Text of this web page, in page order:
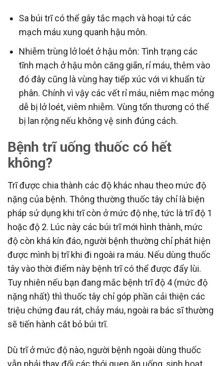
Sa búi trĩ có thể gây tắc mạch và hoại tử các
mạch máu xung quanh hậu môn.
Nhiễm trùng lở loét ở hậu môn: Tình trạng các
tĩnh mạch ở hậu môn căng giãn, rỉ máu, thêm vào
đó đây cũng là vùng hay tiếp xúc với vi khuẩn từ
phân. Chính vì vậy các vết rỉ máu, niêm mạc mỏng
dễ bị lở loét, viêm nhiễm. Vùng tổn thương có thể
bị lan rộng nếu không vệ sinh đúng cách.
Bệnh trĩ uống thuốc có hết
không?
Trĩ được chia thành các độ khác nhau theo mức độ
nặng của bệnh. Thông thường thuốc tây chỉ là biện
pháp sử dụng khi trĩ còn ở mức độ nhẹ, tức là trĩ độ 1
hoặc độ 2. Lúc này các búi trĩ mới hình thành, mức
độ còn khá kín đáo, người bệnh thường chỉ phát hiện
được mình bị trĩ khi đi ngoài ra máu. Nếu dùng thuốc
tây vào thời điểm này bệnh trĩ có thể được đẩy lùi.
Tuy nhiên nếu bạn đang mắc bệnh trĩ độ 4 (mức độ
nặng nhất) thì thuốc tây chỉ góp phần cải thiện các
triệu chứng đau rát, chảy máu, ngoài ra bác sĩ thường
sẽ tiến hành cắt bỏ búi trĩ.
Dù trĩ ở mức độ nào, người bệnh ngoài dùng thuốc
vẫn phải thay đổi các thói quen ăn uống, sinh hoạt